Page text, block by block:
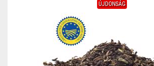
ÚJDONSÁG